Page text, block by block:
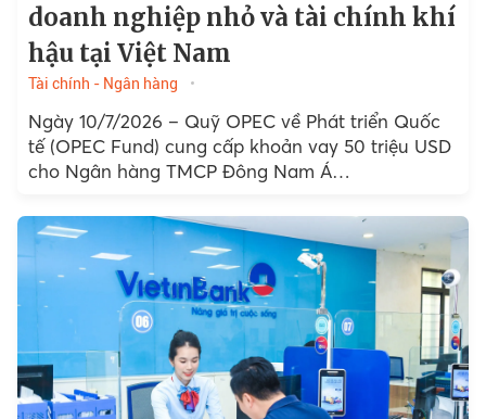
doanh nghiệp nhỏ và tài chính khí
hậu tại Việt Nam
Tài chính - Ngân hàng
Ngày 10/7/2026 – Quỹ OPEC về Phát triển Quốc
tế (OPEC Fund) cung cấp khoản vay 50 triệu USD
cho Ngân hàng TMCP Đông Nam Á…